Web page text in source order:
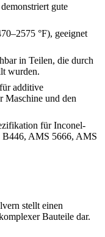
gute
°F), geeignet
in Teilen, die durch
wurden.
additive
Maschine und den
für Inconel-
AMS 5666, AMS
stellt einen
Bauteile dar.